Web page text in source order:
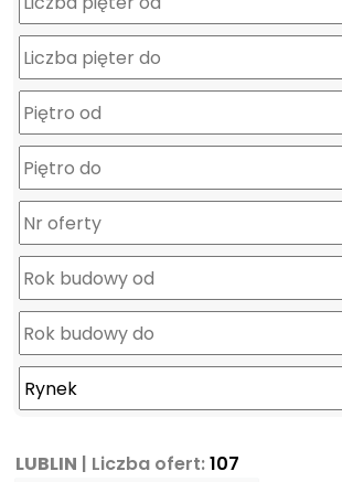
LUBLIN | Liczba ofert:107